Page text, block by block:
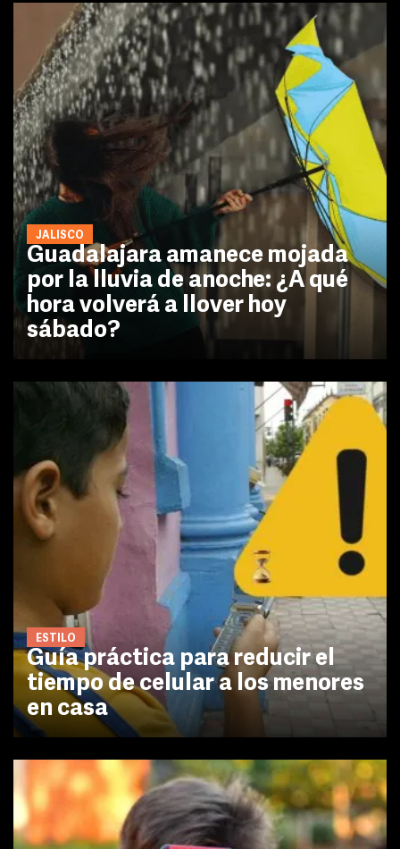
JALISCO
Guadalajara amanece mojada
por la lluvia de anoche: ¿A qué
hora volverá a llover hoy
sábado?
ESTILO
Guía práctica para reducir el
tiempo de celular a los menores
en casa